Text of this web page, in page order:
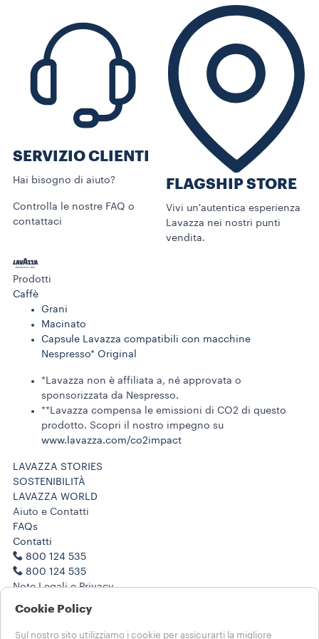
SERVIZIO CLIENTI​
Hai bisogno di aiuto?​
Controlla le nostre FAQ o
contattaci
FLAGSHIP STORE
Vivi un'autentica esperienza
Lavazza nei nostri punti
vendita.
Prodotti
Caffè
Grani
Macinato
Capsule Lavazza compatibili con macchine
Nespresso* Original
*Lavazza non è affiliata a, né approvata o
sponsorizzata da Nespresso.
**Lavazza compensa le emissioni di CO2 di questo
prodotto. Scopri il nostro impegno su
www.lavazza.com/co2impact​
LAVAZZA STORIES
SOSTENIBILITÀ
LAVAZZA WORLD
Aiuto e Contatti
FAQs
Contatti
800 124 535
800 124 535
Note Legali e Privacy
Termini di utilizzo
SCEGLI IL TUO PAESE
Cookie Policy
Sul nostro sito utilizziamo i cookie per assicurarti la migliore